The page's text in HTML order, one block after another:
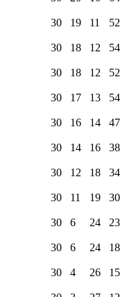
30 19 11 52
30 18 12 54
30 18 12 52
30 17 13 54
30 16 14 47
30 14 16 38
30 12 18 34
30 11 19 30
30 6 24 23
30 6 24 18
30 4 26 15